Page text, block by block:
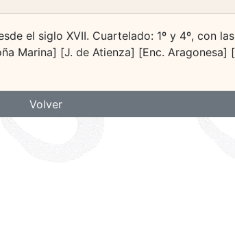
el siglo XVII. Cuartelado: 1º y 4º, con
Marina] [J. de Atienza] [Enc. Aragonesa]
Volver